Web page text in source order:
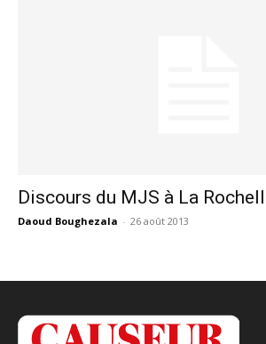
Discours du MJS à La
Daoud Boughezala - 26 août 2013